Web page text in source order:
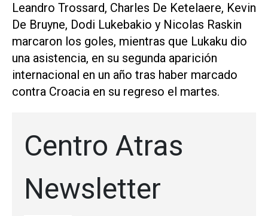
Leandro Trossard, Charles ‌De Ketelaere, Kevin
De ⁠Bruyne, Dodi Lukebakio y ⁠Nicolas Raskin
marcaron los goles, mientras que Lukaku dio
una asistencia, en ⁠su segunda aparición
internacional en ​un año tras haber ‌marcado
contra Croacia ‌en su regreso el martes.